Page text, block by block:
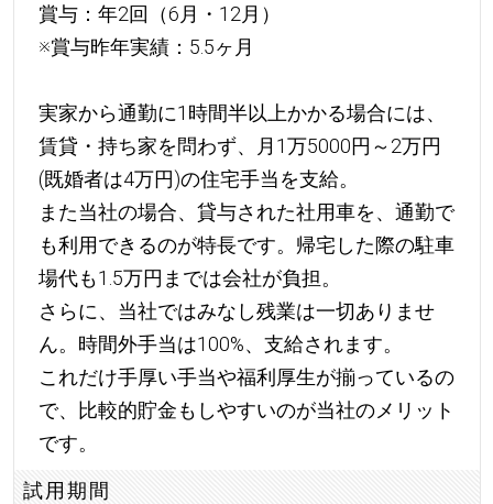
賞与：年2回（6月・12月）
※賞与昨年実績：5.5ヶ月
実家から通勤に1時間半以上かかる場合には、
賃貸・持ち家を問わず、月1万5000円～2万円
(既婚者は4万円)の住宅手当を支給。
また当社の場合、貸与された社用車を、通勤で
も利用できるのが特長です。帰宅した際の駐車
場代も1.5万円までは会社が負担。
さらに、当社ではみなし残業は一切ありませ
ん。時間外手当は100%、支給されます。
これだけ手厚い手当や福利厚生が揃っているの
で、比較的貯金もしやすいのが当社のメリット
です。
試用期間